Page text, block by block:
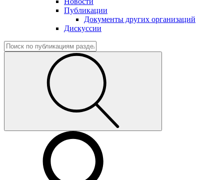
Публикации
Документы других организаций
Дискуссии